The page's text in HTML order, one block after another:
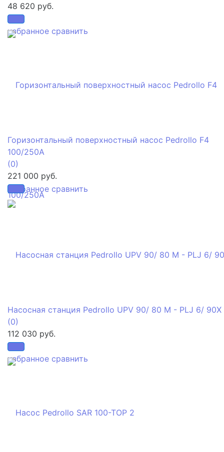
избранное сравнить
48 620 руб.
избранное сравнить
Горизонтальный поверхностный насос Pedrollo F4
100/250A
(0)
221 000 руб.
избранное сравнить
Насосная станция Pedrollo UPV 90/ 80 M - PLJ 6/ 90X
(0)
112 030 руб.